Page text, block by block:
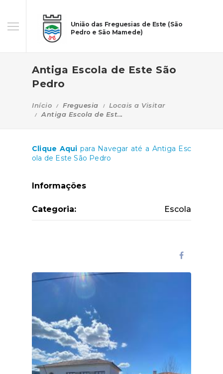
União das Freguesias de Este (São
Pedro e São Mamede)
Antiga Escola de Este São
Pedro
Início Freguesia
Locais a Visitar
Antiga Escola de Est...
Clique Aqui para Navegar até a Antiga Esc
ola de Este São Pedro
Informações
Categoria: Escola